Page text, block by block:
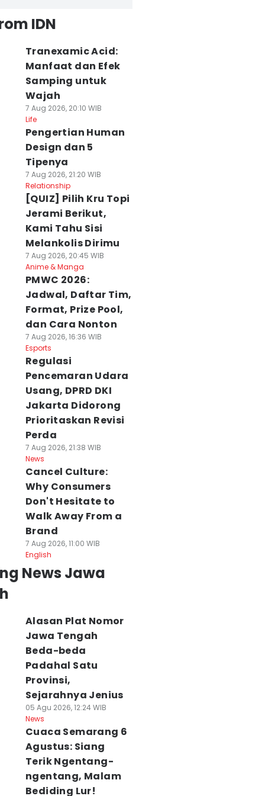
IDN
Tranexamic Acid:
Manfaat dan Efek
Samping untuk
Wajah
7 Aug 2026, 20:10 WIB
Life
Pengertian Human
Design dan 5
Tipenya
7 Aug 2026, 21:20 WIB
Relationship
[QUIZ] Pilih Kru Topi
Jerami Berikut,
Kami Tahu Sisi
Melankolis Dirimu
7 Aug 2026, 20:45 WIB
Anime & Manga
PMWC 2026:
Jadwal, Daftar Tim,
Format, Prize Pool,
dan Cara Nonton
7 Aug 2026, 16:36 WIB
Esports
Regulasi
Pencemaran Udara
Usang, DPRD DKI
Jakarta Didorong
Prioritaskan Revisi
Perda
7 Aug 2026, 21:38 WIB
News
Cancel Culture:
Why Consumers
Don't Hesitate to
Walk Away From a
Brand
7 Aug 2026, 11:00 WIB
English
News Jawa
Alasan Plat Nomor
Jawa Tengah
Beda-beda
Padahal Satu
Provinsi,
Sejarahnya Jenius
05 Agu 2026, 12:24 WIB
News
Cuaca Semarang 6
Agustus: Siang
Terik Ngentang-
ngentang, Malam
Bediding Lur!